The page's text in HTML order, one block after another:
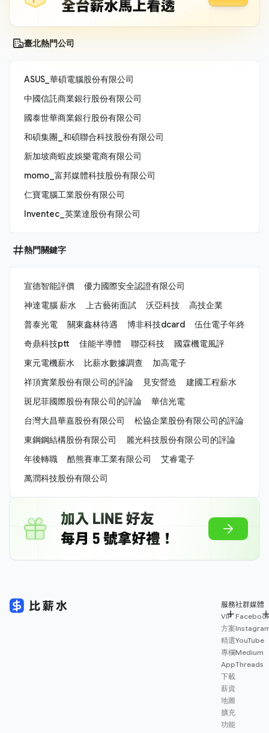
臺北熱門公司
ASUS_華碩電腦股份有限公司
中國信託商業銀行股份有限公司
國泰世華商業銀行股份有限公司
和碩集團_和碩聯合科技股份有限公司
新加坡商蝦皮娛樂電商有限公司
momo_富邦媒體科技股份有限公司
仁寶電腦工業股份有限公司
Inventec_英業達股份有限公司
熱門關鍵字
宣德智能評價
優力國際安全認證有限公司
神達電腦 薪水
上古藝術面試 沃亞科技
高技企業
普泰光電
關東鑫林待遇 博非科技dcard
伍仕電子年終
奇鼎科技ptt
佳能半導體 聯亞科技
國霖機電風評
東元電機薪水
比薪水數據調查
加高電子
祥頂實業股份有限公司的評論
見安營造
建國工程薪水
斑尼菲國際股份有限公司的評論
華信光電
台灣大昌華嘉股份有限公司
松協企業股份有限公司的評論
東鋼鋼結構股份有限公司
麗光科技股份有限公司的評論
年後轉職
酷熊賽車工業有限公司
艾睿電子
萬潤科技股份有限公司
服務
VIP
方案
精選
專欄
App
下載
薪資
地圖
擴充
功能
社群媒體
YouTube
Medium
Threads